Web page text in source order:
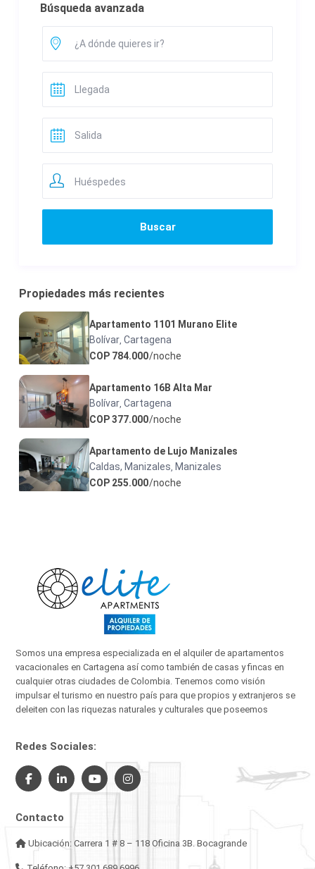
Búsqueda avanzada
Huéspedes
Propiedades más recientes
Apartamento 1101 Murano Elite
Bolívar ,Cartagena
COP 784.000/noche
Apartamento 16B Alta Mar
Bolívar ,Cartagena
COP 377.000/noche
Apartamento de Lujo Manizales
Caldas, Manizales Manizales
COP 255.000/noche
Somos una empresa especializada en el alquiler de apartamentos
vacacionales en Cartagena así como también de casas y fincas en
cualquier otras ciudades de Colombia. Tenemos como visión
impulsar el turismo en nuestro país para que propios y extranjeros se
deleiten con las riquezas naturales y culturales que poseemos
Redes Sociales:
Contacto
Ubicación: Carrera 1 # 8 – 118 Oficina 3B. Bocagrande